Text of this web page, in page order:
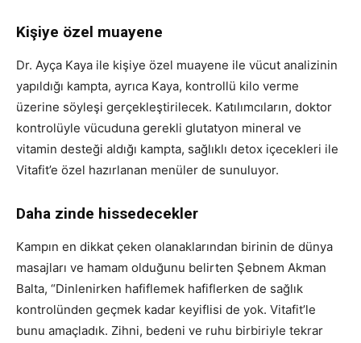
Kişiye özel muayene
Dr. Ayça Kaya ile kişiye özel muayene ile vücut analizinin
yapıldığı kampta, ayrıca Kaya, kontrollü kilo verme
üzerine söyleşi gerçekleştirilecek. Katılımcıların, doktor
kontrolüyle vücuduna gerekli glutatyon mineral ve
vitamin desteği aldığı kampta, sağlıklı detox içecekleri ile
Vitafit’e özel hazırlanan menüler de sunuluyor.
Daha zinde hissedecekler
Kampın en dikkat çeken olanaklarından birinin de dünya
masajları ve hamam olduğunu belirten Şebnem Akman
Balta, “Dinlenirken hafiflemek hafiflerken de sağlık
kontrolünden geçmek kadar keyiflisi de yok. Vitafit’le
bunu amaçladık. Zihni, bedeni ve ruhu birbiriyle tekrar